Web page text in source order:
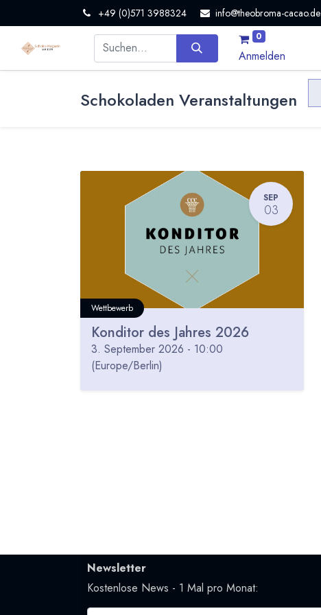
+49 (0)571 3988324 info@theobroma-cacao.de
0
Anmelden
Schokoladen Veranstaltungen
SEP
03
Wettbewerb
Konditor des Jahres 2026
3. September 2026 - 10:00
(Europe/Berlin)
Newsletter
Kostenlose News - 1 Mal pro Monat: